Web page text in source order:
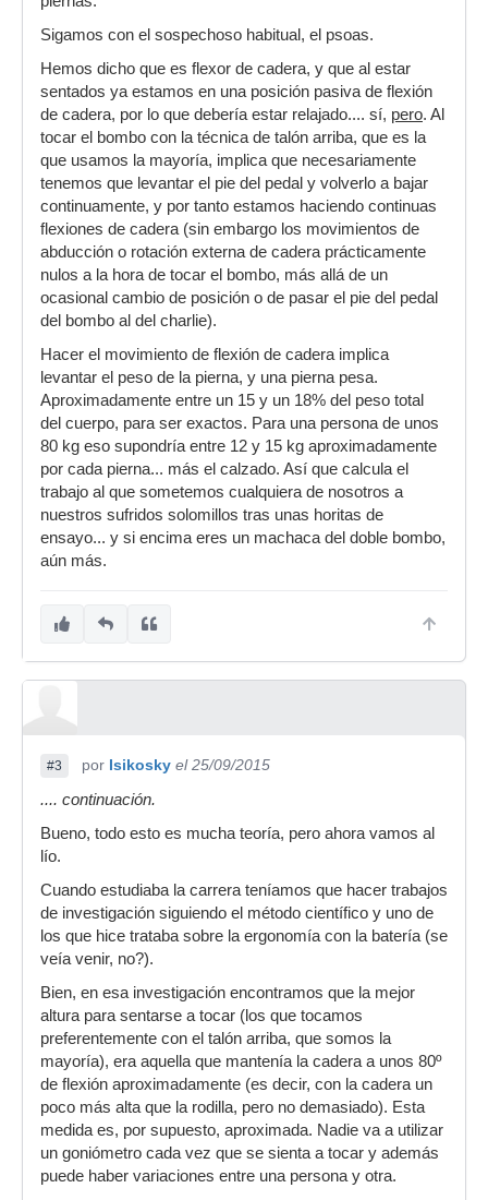
Sigamos con el sospechoso habitual, el psoas.
Hemos dicho que es flexor de cadera, y que al estar
sentados ya estamos en una posición pasiva de flexión
de cadera, por lo que debería estar relajado.... sí, pero. Al
tocar el bombo con la técnica de talón arriba, que es la
que usamos la mayoría, implica que necesariamente
tenemos que levantar el pie del pedal y volverlo a bajar
continuamente, y por tanto estamos haciendo continuas
flexiones de cadera (sin embargo los movimientos de
abducción o rotación externa de cadera prácticamente
nulos a la hora de tocar el bombo, más allá de un
ocasional cambio de posición o de pasar el pie del pedal
del bombo al del charlie).
Hacer el movimiento de flexión de cadera implica
levantar el peso de la pierna, y una pierna pesa.
Aproximadamente entre un 15 y un 18% del peso total
del cuerpo, para ser exactos. Para una persona de unos
80 kg eso supondría entre 12 y 15 kg aproximadamente
por cada pierna... más el calzado. Así que calcula el
trabajo al que sometemos cualquiera de nosotros a
nuestros sufridos solomillos tras unas horitas de
ensayo... y si encima eres un machaca del doble bombo,
aún más.
#3 por Isikosky el 25/09/2015
.... continuación.
Bueno, todo esto es mucha teoría, pero ahora vamos al
lío.
Cuando estudiaba la carrera teníamos que hacer trabajos
de investigación siguiendo el método científico y uno de
los que hice trataba sobre la ergonomía con la batería (se
veía venir, no?).
Bien, en esa investigación encontramos que la mejor
altura para sentarse a tocar (los que tocamos
preferentemente con el talón arriba, que somos la
mayoría), era aquella que mantenía la cadera a unos 80º
de flexión aproximadamente (es decir, con la cadera un
poco más alta que la rodilla, pero no demasiado). Esta
medida es, por supuesto, aproximada. Nadie va a utilizar
un goniómetro cada vez que se sienta a tocar y además
puede haber variaciones entre una persona y otra.